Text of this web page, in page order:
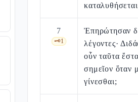
7
🗝️1
Ἐπηρώτησαν
λέγοντες·
οὖν ταῦτα
σημεῖον ὅταν
γίνεσθαι;